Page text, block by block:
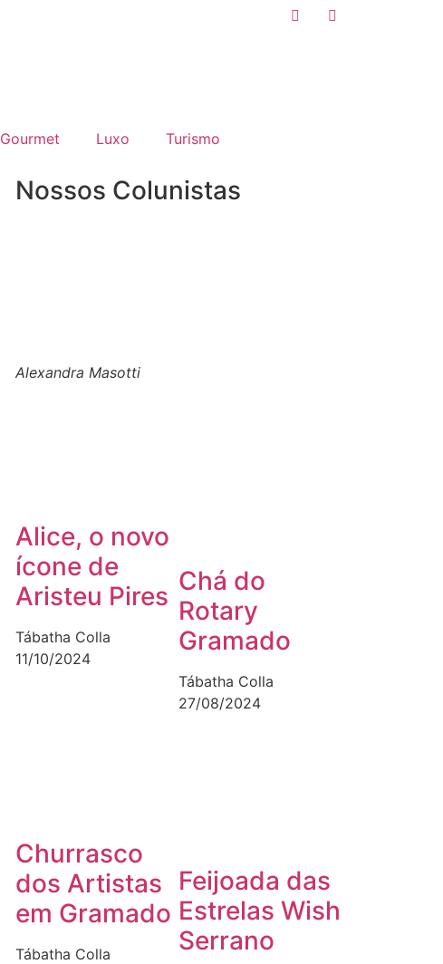
Gourmet Luxo Turismo
Nossos Colunistas
Alexandra Masotti
Alice, o novo
ícone de
Aristeu Pires
Tábatha Colla
11/10/2024
Chá do
Rotary
Gramado
Tábatha Colla
27/08/2024
Churrasco
dos Artistas
em Gramado
Tábatha Colla
Feijoada das
Estrelas Wish
Serrano